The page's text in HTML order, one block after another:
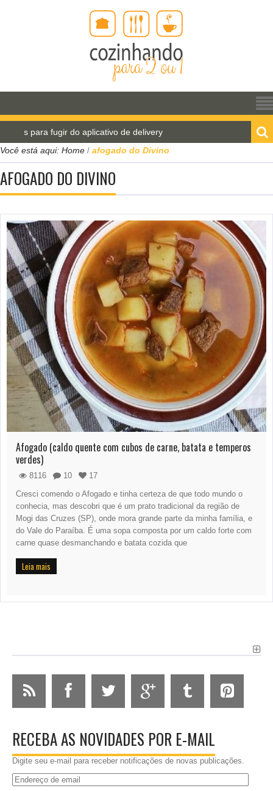
para fugir do aplicativo de delivery
Pão de
Você está aqui: Home / afogado do Divino
AFOGADO DO DIVINO
Afogado (caldo quente com cubos de carne, batata e temperos
verdes)
8116 10
17
Cresci comendo o Afogado e tinha certeza de que todo mundo o
conhecia, mas descobri que é um prato tradicional da região de
Mogi das Cruzes (SP), onde mora grande parte da minha família, e
do Vale do Paraíba. É uma sopa composta por um caldo forte com
carne quase desmanchando e batata cozida que
Leia mais
RECEBA AS NOVIDADES POR E-MAIL
Digite seu e-mail para receber notificações de novas publicações.
Endereço